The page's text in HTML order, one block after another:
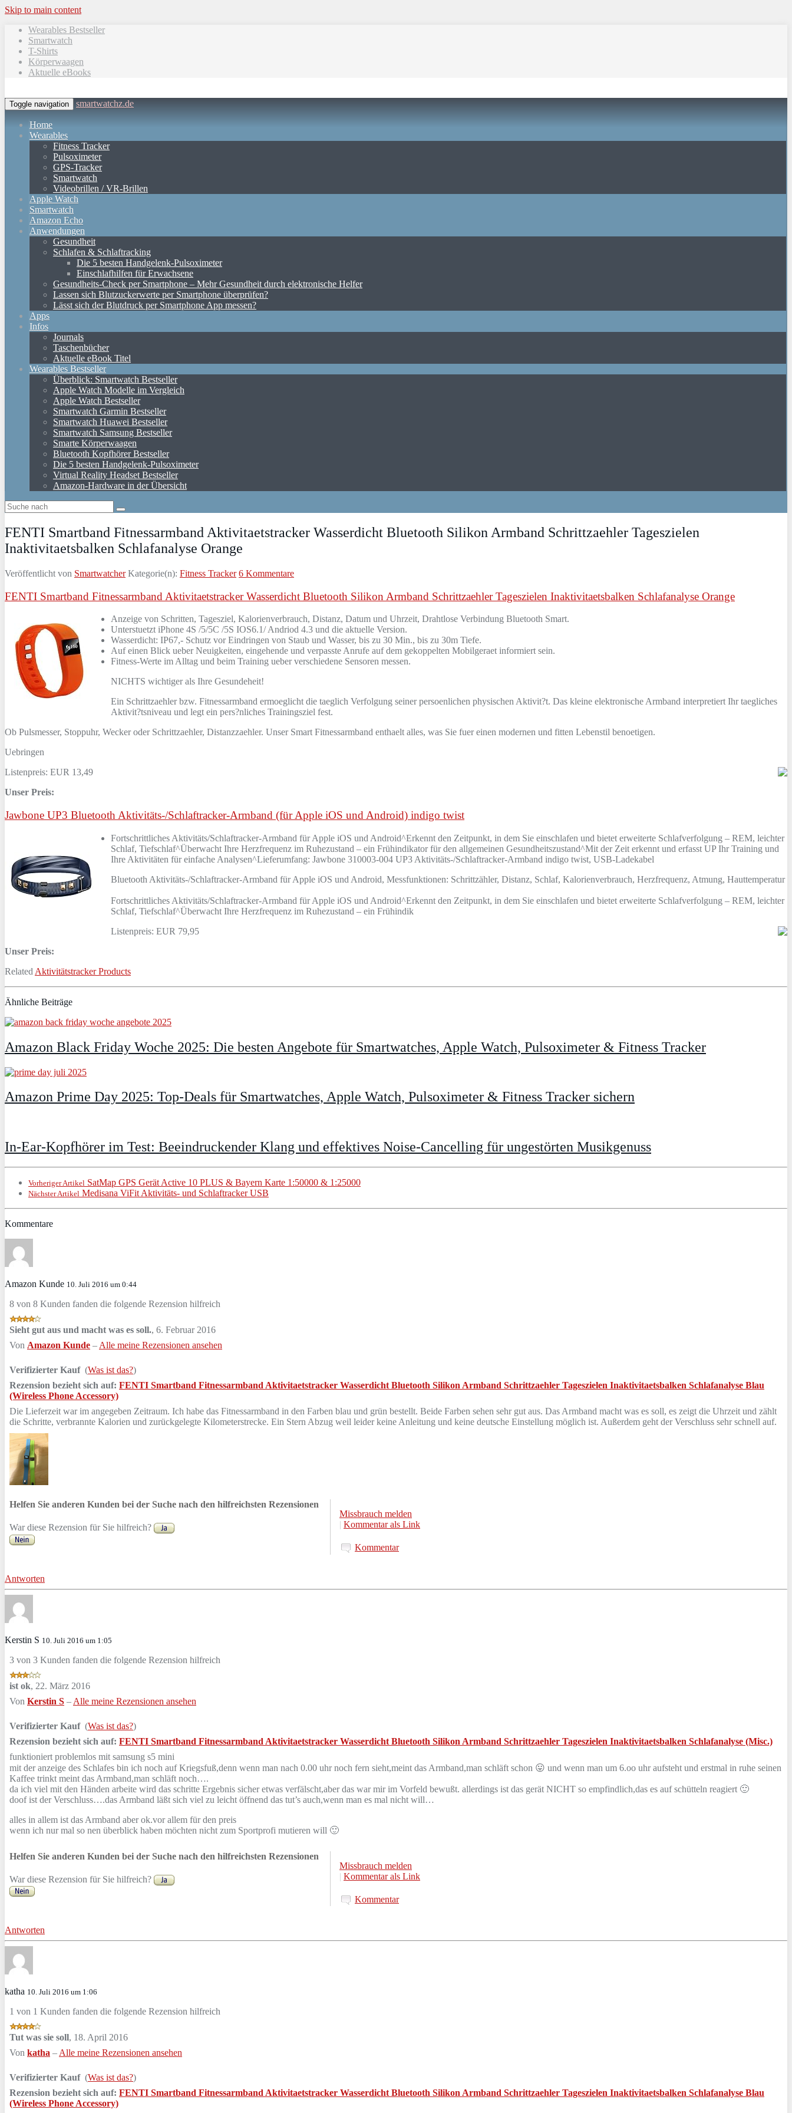
Skip to main content
Wearables Bestseller
Smartwatch
T-Shirts
Körperwaagen
Aktuelle eBooks
Toggle navigation smartwatchz.de
Home
Wearables
Fitness Tracker
Pulsoximeter
GPS-Tracker
Smartwatch
Videobrillen / VR-Brillen
Apple Watch
Smartwatch
Amazon Echo
Anwendungen
Gesundheit
Schlafen & Schlaftracking
Die 5 besten Handgelenk-Pulsoximeter
Einschlafhilfen für Erwachsene
Gesundheits-Check per Smartphone – Mehr Gesundheit durch elektronische Helfer
Lassen sich Blutzuckerwerte per Smartphone überprüfen?
Lässt sich der Blutdruck per Smartphone App messen?
Apps
Infos
Journals
Taschenbücher
Aktuelle eBook Titel
Wearables Bestseller
Überblick: Smartwatch Bestseller
Apple Watch Modelle im Vergleich
Apple Watch Bestseller
Smartwatch Garmin Bestseller
Smartwatch Huawei Bestseller
Smartwatch Samsung Bestseller
Smarte Körperwaagen
Bluetooth Kopfhörer Bestseller
Die 5 besten Handgelenk-Pulsoximeter
Virtual Reality Headset Bestseller
Amazon-Hardware in der Übersicht
FENTI Smartband Fitnessarmband Aktivitaetstracker Wasserdicht Bluetooth Silikon Armband Schrittzaehler Tageszielen
Inaktivitaetsbalken Schlafanalyse Orange
Veröffentlicht von Smartwatcher Kategorie(n): Fitness Tracker 6 Kommentare
FENTI Smartband Fitnessarmband Aktivitaetstracker Wasserdicht Bluetooth Silikon Armband Schrittzaehler Tageszielen Inaktivitaetsbalken Schlafanalyse Orange
Anzeige von Schritten, Tagesziel, Kalorienverbrauch, Distanz, Datum und Uhrzeit, Drahtlose Verbindung Bluetooth Smart.
Unterstuetzt iPhone 4S /5/5C /5S IOS6.1/ Andriod 4.3 und die aktuelle Version.
Wasserdicht: IP67,- Schutz vor Eindringen von Staub und Wasser, bis zu 30 Min., bis zu 30m Tiefe.
Auf einen Blick ueber Neuigkeiten, eingehende und verpasste Anrufe auf dem gekoppelten Mobilgeraet informiert sein.
Fitness-Werte im Alltag und beim Training ueber verschiedene Sensoren messen.
NICHTS wichtiger als Ihre Gesundeheit!
Ein Schrittzaehler bzw. Fitnessarmband ermoeglicht die taeglich Verfolgung seiner persoenlichen physischen Aktivit?t. Das kleine elektronische Armband interpretiert Ihr taegliches
Aktivit?tsniveau und legt ein pers?nliches Trainingsziel fest.
Ob Pulsmesser, Stoppuhr, Wecker oder Schrittzaehler, Distanzzaehler. Unser Smart Fitnessarmband enthaelt alles, was Sie fuer einen modernen und fitten Lebenstil benoetigen.
Uebringen
Listenpreis: EUR 13,49
Unser Preis:
Jawbone UP3 Bluetooth Aktivitäts-/Schlaftracker-Armband (für Apple iOS und Android) indigo twist
Fortschrittliches Aktivitäts/Schlaftracker-Armband für Apple iOS und Android^Erkennt den Zeitpunkt, in dem Sie einschlafen und bietet erweiterte Schlafverfolgung – REM, leichter
Schlaf, Tiefschlaf^Überwacht Ihre Herzfrequenz im Ruhezustand – ein Frühindikator für den allgemeinen Gesundheitszustand^Mit der Zeit erkennt und erfasst UP Ihr Training und
Ihre Aktivitäten für einfache Analysen^Lieferumfang: Jawbone 310003-004 UP3 Aktivitäts-/Schlaftracker-Armband indigo twist, USB-Ladekabel
Bluetooth Aktivitäts-/Schlaftracker-Armband für Apple iOS und Android, Messfunktionen: Schrittzähler, Distanz, Schlaf, Kalorienverbrauch, Herzfrequenz, Atmung, Hauttemperatur
Fortschrittliches Aktivitäts/Schlaftracker-Armband für Apple iOS und Android^Erkennt den Zeitpunkt, in dem Sie einschlafen und bietet erweiterte Schlafverfolgung – REM, leichter
Schlaf, Tiefschlaf^Überwacht Ihre Herzfrequenz im Ruhezustand – ein Frühindik
Listenpreis: EUR 79,95
Unser Preis:
Related Aktivitätstracker Products
Ähnliche Beiträge
Amazon Black Friday Woche 2025: Die besten Angebote für Smartwatches, Apple Watch, Pulsoximeter & Fitness Tracker
Amazon Prime Day 2025: Top-Deals für Smartwatches, Apple Watch, Pulsoximeter & Fitness Tracker sichern
In-Ear-Kopfhörer im Test: Beeindruckender Klang und effektives Noise-Cancelling für ungestörten Musikgenuss
Vorheriger Artikel SatMap GPS Gerät Active 10 PLUS & Bayern Karte 1:50000 & 1:25000
Nächster Artikel Medisana ViFit Aktivitäts- und Schlaftracker USB
Kommentare
Amazon Kunde 10. Juli 2016 um 0:44
8 von 8 Kunden fanden die folgende Rezension hilfreich
Sieht gut aus und macht was es soll., 6. Februar 2016
Von Amazon Kunde – Alle meine Rezensionen ansehen
Verifizierter Kauf (Was ist das?)
Rezension bezieht sich auf: FENTI Smartband Fitnessarmband Aktivitaetstracker Wasserdicht Bluetooth Silikon Armband Schrittzaehler Tageszielen Inaktivitaetsbalken Schlafanalyse Blau
(Wireless Phone Accessory)
Die Lieferzeit war im angegeben Zeitraum. Ich habe das Fitnessarmband in den Farben blau und grün bestellt. Beide Farben sehen sehr gut aus. Das Armband macht was es soll, es zeigt die Uhrzeit und zählt
die Schritte, verbrannte Kalorien und zurückgelegte Kilometerstrecke. Ein Stern Abzug weil leider keine Anleitung und keine deutsche Einstellung möglich ist. Außerdem geht der Verschluss sehr schnell auf.
Helfen Sie anderen Kunden bei der Suche nach den hilfreichsten Rezensionen
War diese Rezension für Sie hilfreich?
Missbrauch melden
| Kommentar als Link
Kommentar
Antworten
Kerstin S 10. Juli 2016 um 1:05
3 von 3 Kunden fanden die folgende Rezension hilfreich
ist ok, 22. März 2016
Von Kerstin S – Alle meine Rezensionen ansehen
Verifizierter Kauf (Was ist das?)
Rezension bezieht sich auf: FENTI Smartband Fitnessarmband Aktivitaetstracker Wasserdicht Bluetooth Silikon Armband Schrittzaehler Tageszielen Inaktivitaetsbalken Schlafanalyse (Misc.)
funktioniert problemlos mit samsung s5 mini
mit der anzeige des Schlafes bin ich noch auf Kriegsfuß,denn wenn man nach 0.00 uhr noch fern sieht,meint das Armband,man schläft schon 😛 und wenn man um 6.oo uhr aufsteht und erstmal in ruhe seinen
Kaffee trinkt meint das Armband,man schläft noch….
da ich viel mit den Händen arbeite wird das schritte Ergebnis sicher etwas verfälscht,aber das war mir im Vorfeld bewußt. allerdings ist das gerät NICHT so empfindlich,das es auf schütteln reagiert 🙂
doof ist der Verschluss….das Armband läßt sich viel zu leicht öffnend das tut’s auch,wenn man es mal nicht will…
alles in allem ist das Armband aber ok.vor allem für den preis
wenn ich nur mal so nen überblick haben möchten nicht zum Sportprofi mutieren will 🙂
Helfen Sie anderen Kunden bei der Suche nach den hilfreichsten Rezensionen
War diese Rezension für Sie hilfreich?
Missbrauch melden
| Kommentar als Link
Kommentar
Antworten
katha 10. Juli 2016 um 1:06
1 von 1 Kunden fanden die folgende Rezension hilfreich
Tut was sie soll, 18. April 2016
Von katha –Alle meine Rezensionen ansehen
Verifizierter Kauf (Was ist das?)
Rezension bezieht sich auf: FENTI Smartband Fitnessarmband Aktivitaetstracker Wasserdicht Bluetooth Silikon Armband Schrittzaehler Tageszielen Inaktivitaetsbalken Schlafanalyse Blau
(Wireless Phone Accessory)